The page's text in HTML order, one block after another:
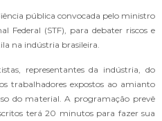
pública convocada pelo ministro
Federal (STF), para debater riscos e
na indústria brasileira.
representantes da indústria, do
trabalhadores expostos ao amianto
do material. A programação prevê
terá 20 minutos para fazer sua